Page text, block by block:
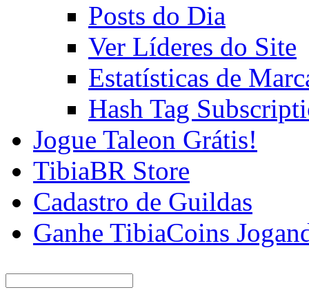
Posts do Dia
Ver Líderes do Site
Estatísticas de
Hash Tag
Jogue Taleon Grátis!
TibiaBR Store
Cadastro de Guildas
Ganhe TibiaCoins